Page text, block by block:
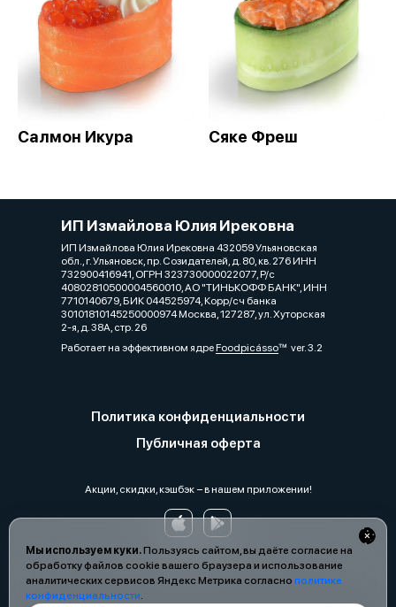
Мы используем куки.Пользуясь сайтом, вы даёте согласие на
обработку файлов cookie вашего браузера и использование
аналитических сервисов Яндекс Метрика согласно политике
конфиденциальности.
Салмон Икура Сяке Фреш
ИП Измайлова Юлия Ирековна
ИП Измайлова Юлия Ирековна 432059 Ульяновская
обл., г. Ульяновск, пр. Созидателей, д. 80, кв. 276 ИНН
732900416941, ОГРН 323730000022077, Р/с
40802810500004560010, АО "ТИНЬКОФФ БАНК", ИНН
7710140679, БИК 044525974, Корр/сч банка
30101810145250000974 Москва, 127287, ул. Хуторская
2-я, д. 38А, стр. 26
Работает на эффективном ядреFoodpicássover. 3.2
Политика конфиденциальности
Публичная оферта
Акции, скидки, кэшбэк − в нашем приложении!